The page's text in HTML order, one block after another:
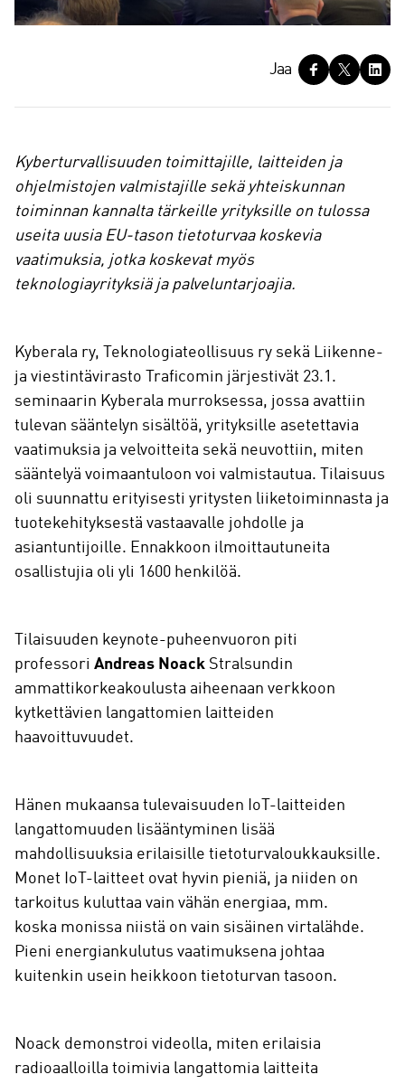
a
Jaa
Kyberturvallisuuden toimittajille, laitteiden ja
ohjelmistojen valmistajille sekä yhteiskunnan
toiminnan kannalta tärkeille yrityksille on tulossa
useita uusia EU-tason tietoturvaa koskevia
vaatimuksia, jotka koskevat myös
teknologiayrityksiä ja palveluntarjoajia.
Kyberala ry, Teknologiateollisuus ry sekä Liikenne-
ja viestintävirasto Traficomin järjestivät 23.1.
seminaarin Kyberala murroksessa, jossa avattiin
tulevan sääntelyn sisältöä, yrityksille asetettavia
vaatimuksia ja velvoitteita sekä neuvottiin, miten
sääntelyä voimaantuloon voi valmistautua. Tilaisuus
oli suunnattu erityisesti yritysten liiketoiminnasta ja
tuotekehityksestä vastaavalle johdolle ja
asiantuntijoille. Ennakkoon ilmoittautuneita
osallistujia oli yli 1600 henkilöä.
Tilaisuuden keynote-puheenvuoron piti
professori Andreas Noack Stralsundin
ammattikorkeakoulusta aiheenaan verkkoon
kytkettävien langattomien laitteiden
haavoittuvuudet.
Hänen mukaansa tulevaisuuden IoT-laitteiden
langattomuuden lisääntyminen lisää
mahdollisuuksia erilaisille tietoturvaloukkauksille.
Monet IoT-laitteet ovat hyvin pieniä, ja niiden on
tarkoitus kuluttaa vain vähän energiaa, mm.
koska monissa niistä on vain sisäinen virtalähde.
Pieni energiankulutus vaatimuksena johtaa
kuitenkin usein heikkoon tietoturvan tasoon.
Noack demonstroi videolla, miten erilaisia
radioaalloilla toimivia langattomia laitteita